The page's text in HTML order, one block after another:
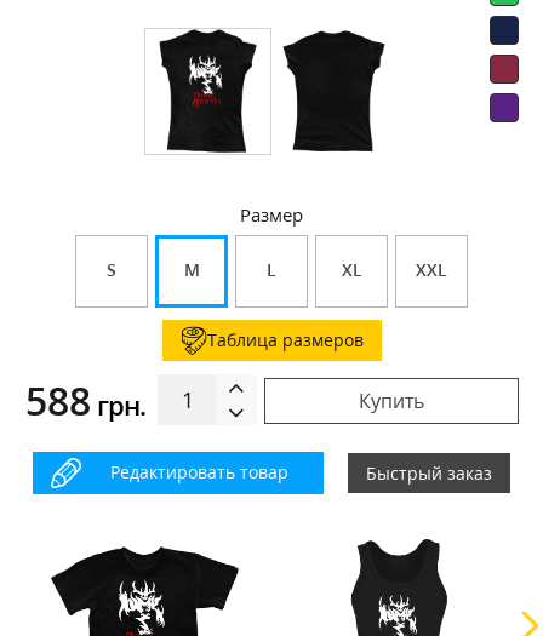
Размер
S M L XL XXL
Таблица размеров
588 грн. Купить
Редактировать товар Быстрый заказ